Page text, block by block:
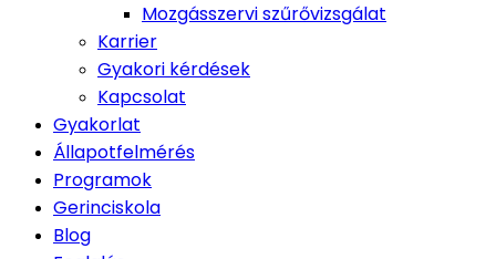
Mozgásszervi szűrővizsgálat
Karrier
Gyakori kérdések
Kapcsolat
Gyakorlat
Állapotfelmérés
Programok
Gerinciskola
Blog